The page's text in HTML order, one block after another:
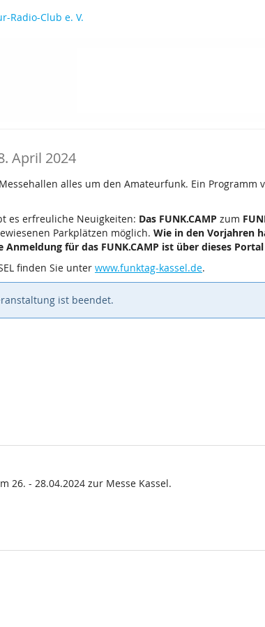
Radio-Club e. V.
April 2024
alles um den Amateurfunk. Ein Programm
es erfreuliche Neuigkeiten: Das FUNK.CAMP zum
Parkplätzen möglich. Wie in den Vorjahren
Anmeldung für das FUNK.CAMP ist über dieses
finden Sie unter www.funktag-kassel.de.
ist beendet.
26. - 28.04.2024 zur Messe Kassel.